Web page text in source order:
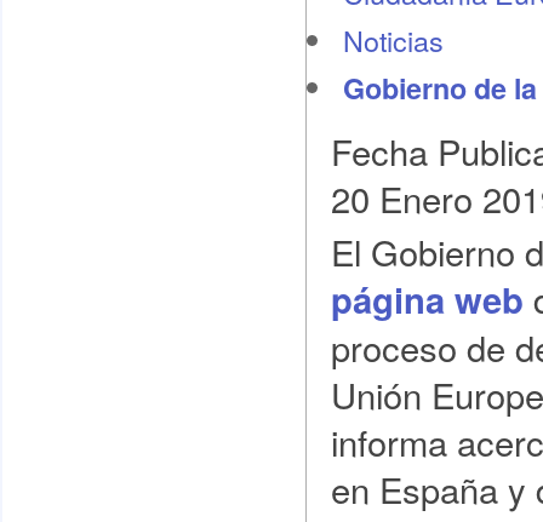
Noticias
Gobierno de
Fecha
20 Enero
El Gobierno
página web
proceso de
Unión
informa
en España y